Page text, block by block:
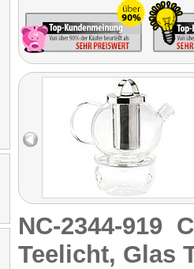
NC-2344-919
Teelicht, Glas